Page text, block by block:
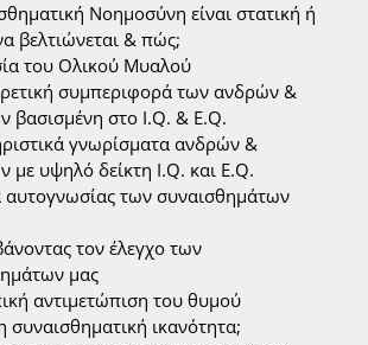
Νοημοσύνη είναι στατική ή
βελτιώνεται & πώς;
του Ολικού Μυαλού
συμπεριφορά των ανδρών &
βασισμένη στο I.Q. & E.Q.
γνωρίσματα ανδρών &
με υψηλό δείκτη I.Q. και E.Q.
αυτογνωσίας των συναισθημάτων
τον έλεγχο των
μας
αντιμετώπιση του θυμού
συναισθηματική ικανότητα;